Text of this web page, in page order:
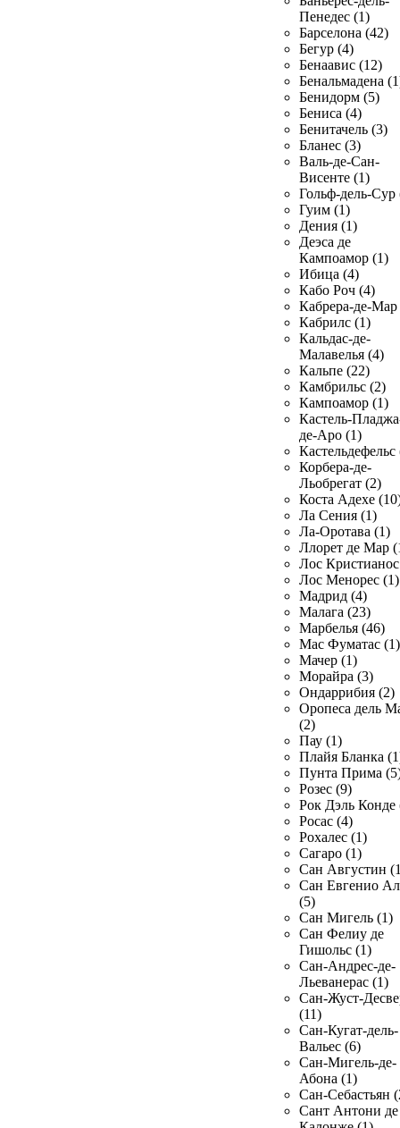
Пенедес (1)
Барселона (42)
Бегур (4)
Бенаавис (12)
Бенальмадена
Бенидорм (5)
Бениса (4)
Бенитачель (3)
Бланес (3)
Валь-де-Сан-
Висенте (1)
Гольф-дель-Сур
Гуим (1)
Дения (1)
Деэса де
Кампоамор (1)
Ибица (4)
Кабо Роч (4)
Кабрера-де-Мар
Кабрилс (1)
Кальдас-де-
Малавелья (4)
Кальпе (22)
Камбрильс (2)
Кампоамор (1)
Кастель-
де-Аро (1)
Кастельдефельс
Корбера-де-
Льобрегат (2)
Коста Адехе
Ла Сения (1)
Ла-Оротава (1)
Ллорет де Мар
Лос
Лос Менорес (1)
Мадрид (4)
Малага (23)
Марбелья (46)
Мас Фуматас (1)
Мачер (1)
Морайра (3)
Ондаррибия (2)
Оропеса дель
(2)
Пау (1)
Плайя Бланка
Пунта Прима
Розес (9)
Рок Дэль Конде
Росас (4)
Рохалес (1)
Сагаро (1)
Сан Августин
Сан Евгенио
(5)
Сан Мигель (1)
Сан Фелиу де
Гишольс (1)
Сан-Андрес-де-
Льеванерас (1)
Сан-Жуст-
(11)
Сан-Кугат-дель-
Вальес (6)
Сан-Мигель-де-
Абона (1)
Сан-Себастьян
Сант Антони де